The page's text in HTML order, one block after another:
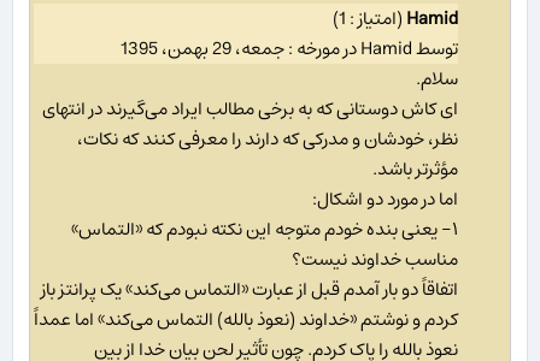
Hamid(امتیاز : 1)
توسط Hamid در مورخه : جمعه، 29 بهمن، 1395
سلام.
ای کاش دوستانی که به برخی مطالب ایراد می‌گیرند در انتهای
نظر، خودشان و مدرکی که دارند را معرفی کنند که نکات،
مؤثرتر باشد.
اما در مورد دو اشکال:
۱- یعنی بنده خودم متوجه این نکته نبودم که «التماس»
مناسب خداوند نیست؟
اتفاقاً دو بار آمدم قبل از عبارت «التماس می‌کند» یک پرانتز باز
کردم و نوشتم «خداوند (نعوذ بالله) التماس می‌کند» اما عمداً
نعوذ بالله را پاک کردم. چون تأثیر لحن بیان خدا از بین